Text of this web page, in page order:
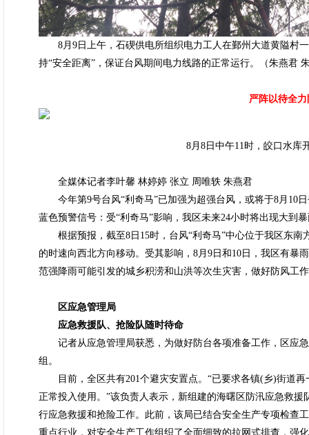
8月9日上午，石碶供电所组织电力工人在鄞州大道黄隘村
持“安全距离”，保证台风期间电力线路的正常运行。（朱燕君
严阵以待全力
8月8日中午11时，皎口水库
全媒体记者李叶馨 林婷婷 张立 周唯轶 朱燕君
今年第9号台风“利奇马”已加强为超强台风，或将于8月10日
蓝色预警信号：受“利奇马”影响，我区未来24小时将出现大到
根据预报，截至8日15时，台风“利奇马”中心位于我区东南
的时速向西北方向移动。受其影响，8月9日和10日，我区有暴
范强降雨可能引发的城乡积涝和山洪等次生灾害，做好防风工
区应急管理局
应急救援队、抢险队随时待命
记者从应急管理局获悉，为做好防台各项准备工作，区应
组。
目前，全区共有201个避灾安置点。“已要求各镇(乡)街道再
正常投入使用。”该负责人表示，新组建的海曙区防汛应急救
行应急救援和抢险工作。此前，该局已结合安全生产专项检查
重点行业，对安全生产工作组织了全面细致的拉网式排查，强